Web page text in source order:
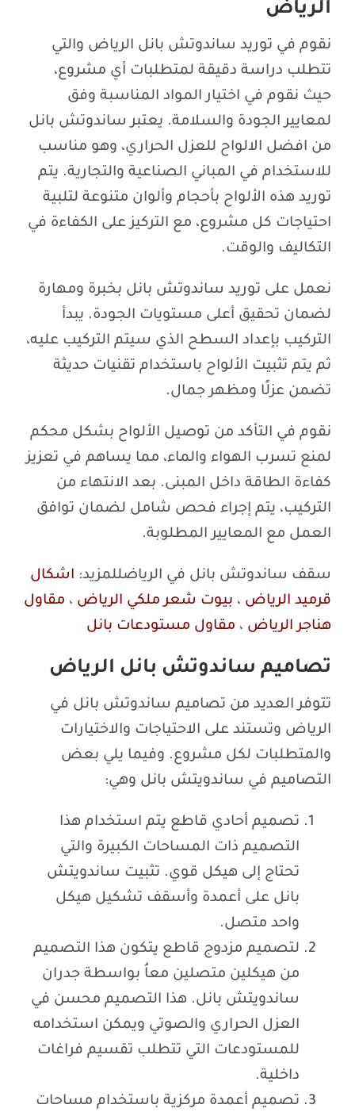
الرياض
نقوم في توريد ساندوتش بانل الرياض والتي
تتطلب دراسة دقيقة لمتطلبات أي مشروع،
حيث نقوم في اختيار المواد المناسبة وفق
لمعايير الجودة والسلامة. يعتبر ساندوتش بانل
من افضل الالواح للعزل الحراري، وهو مناسب
للاستخدام في المباني الصناعية والتجارية. يتم
توريد هذه الألواح بأحجام وألوان متنوعة لتلبية
احتياجات كل مشروع، مع التركيز على الكفاءة في
التكاليف والوقت.
نعمل على توريد ساندوتش بانل بخبرة ومهارة
لضمان تحقيق أعلى مستويات الجودة. يبدأ
التركيب بإعداد السطح الذي سيتم التركيب عليه،
ثم يتم تثبيت الألواح باستخدام تقنيات حديثة
تضمن عزلًا ومظهر جمال.
نقوم في التأكد من توصيل الألواح بشكل محكم
لمنع تسرب الهواء والماء، مما يساهم في تعزيز
كفاءة الطاقة داخل المبنى. بعد الانتهاء من
التركيب، يتم إجراء فحص شامل لضمان توافق
العمل مع المعايير المطلوبة.
سقف ساندوتش بانل في الرياضللمزيد: اشكال
قرميد الرياض ، بيوت شعر ملكي الرياض ، مقاول
هناجر الرياض ، مقاول مستودعات بانل
تصاميم ساندوتش بانل الرياض
تتوفر العديد من تصاميم ساندوتش بانل في
الرياض وتستند على الاحتياجات والاختيارات
والمتطلبات لكل مشروع. وفيما يلي بعض
التصاميم في ساندويتش بانل وهي:
تصميم أحادي قاطع يتم استخدام هذا
التصميم ذات المساحات الكبيرة والتي
تحتاج إلى هيكل قوي. تثبيت ساندويتش
بانل على أعمدة وأسقف تشكيل هيكل
واحد متصل.
لتصميم مزدوج قاطع يتكون هذا التصميم
من هيكلين متصلين معاُ بواسطة جدران
ساندويتش بانل. هذا التصميم محسن في
العزل الحراري والصوتي ويمكن استخدامه
للمستودعات التي تتطلب تقسيم فراغات
داخلية.
تصميم أعمدة مركزية باستخدام مساحات